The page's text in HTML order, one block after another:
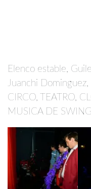
Elenco estable,
Juanchi
CIRCO, TEATRO,
MUSICA DE